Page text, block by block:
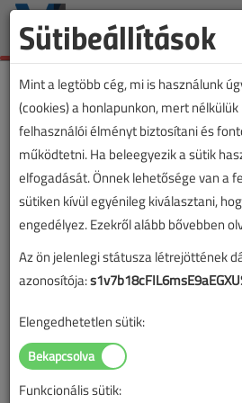
Sütibeállítások
Mint a legtöbb cég, mi is használunk
(cookies) a honlapunkon, mert
felhasználói élményt biztosítani és
működtetni. Ha beleegyezik a sütik
elfogadását. Önnek lehetősége van a
sütiken kívül egyénileg kiválasztani,
engedélyez. Ezekről alább bővebben
Az ön jelenlegi státusza létrejöttének
azonosítója:
Elengedhetetlen sütik:
Funkcionális sütik: